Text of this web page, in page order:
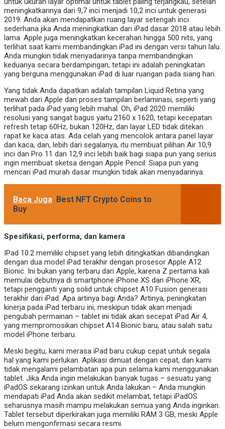
meningkatkannya dari 9,7 inci menjadi 10,2 inci untuk generasi
2019. Anda akan mendapatkan ruang layar setengah inci
sederhana jika Anda meningkatkan dari iPad dasar 2018 atau lebih
lama. Apple juga meningkatkan kecerahan hingga 500 nits, yang
terlihat saat kami membandingkan iPad ini dengan versi tahun lalu.
Anda mungkin tidak menyadarinya tanpa membandingkan
keduanya secara berdampingan, tetapi ini adalah peningkatan
yang berguna menggunakan iPad di luar ruangan pada siang hari.
Yang tidak Anda dapatkan adalah tampilan Liquid Retina yang
mewah dari Apple dan proses tampilan berlaminasi, seperti yang
terlihat pada iPad yang lebih mahal. Oh, iPad 2020 memiliki
resolusi yang sangat bagus yaitu 2160 x 1620, tetapi kecepatan
refresh tetap 60Hz, bukan 120Hz, dan layar LED tidak ditekan
rapat ke kaca atas. Ada celah yang mencolok antara panel layar
dan kaca, dan, lebih dari segalanya, itu membuat pilihan Air 10,9
inci dan Pro 11 dan 12,9 inci lebih baik bagi siapa pun yang serius
ingin membuat sketsa dengan Apple Pencil. Siapa pun yang
mencari iPad murah dasar mungkin tidak akan menyadarinya.
Baca Juga Best NFT Crypto Coins to
Buy
Spesifikasi, performa, dan kamera
IPad 10.2 memiliki chipset yang lebih ditingkatkan dibandingkan
dengan dua model iPad terakhir dengan prosesor Apple A12
Bionic. Ini bukan yang terbaru dari Apple, karena Z pertama kali
memulai debutnya di smartphone iPhone XS dan iPhone XR,
tetapi pengganti yang solid untuk chipset A10 Fusion generasi
terakhir dari iPad. Apa artinya bagi Anda? Artinya, peningkatan
kinerja pada iPad terbaru ini, meskipun tidak akan menjadi
pengubah permainan – tablet ini tidak akan secepat iPad Air 4,
yang mempromosikan chipset A14 Bionic baru, atau salah satu
model iPhone terbaru.
Meski begitu, kami merasa iPad baru cukup cepat untuk segala
hal yang kami perlukan. Aplikasi dimuat dengan cepat, dan kami
tidak mengalami pelambatan apa pun selama kami menggunakan
tablet. Jika Anda ingin melakukan banyak tugas – sesuatu yang
iPadOS sekarang izinkan untuk Anda lakukan – Anda mungkin
mendapati iPad Anda akan sedikit melambat, tetapi iPadOS
seharusnya masih mampu melakukan semua yang Anda inginkan.
Tablet tersebut diperkirakan juga memiliki RAM 3 GB, meski Apple
belum mengonfirmasi secara resmi.